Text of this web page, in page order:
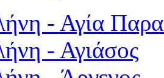
- Αγία
- Αγιάσος